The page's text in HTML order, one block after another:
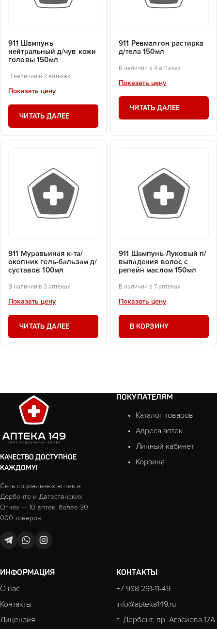
911 Шампунь
нейтральный д/чув кожи
головы 150мл
В наличии в 2 аптеках
Показать цену
ЧИТАТЬ ДАЛЕЕ
911 Ревмалгон растирка
д/тела 150мл
В наличии в 4 аптеках
Показать цену
ЧИТАТЬ ДАЛЕЕ
911 Муравьиная к-та/
окопник гель-бальзам д/
суставов 100мл
В наличии в 3 аптеках
Показать цену
ЧИТАТЬ ДАЛЕЕ
911 Шампунь Луковый п/
выпадения волос с
репейн маслом 150мл
В наличии в 7 аптеках
Показать цену
В КОРЗИНУ
КАЧЕСТВО ДОСТУПНОЕ
КАЖДОМУ!
Сеть социальных аптек в
Дербенте и Дагестанских
Огнях — 10 аптек, более 30
000 товаров.
ПОКУПАТЕЛЯМ
Каталог товаров
Адреса аптек
Личный кабинет
Корзина
ИНФОРМАЦИЯ
О нас
Контакты
Лицензия
КОНТАКТЫ
+7 988 291-11-49
info@apteka149.ru
г. Дербент, пр. Агасиева 17А